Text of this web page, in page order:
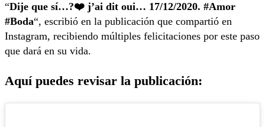
“Dije que sí…?❤️ j’ai dit oui… 17/12/2020. #Amor
#Boda“, escribió en la publicación que compartió en
Instagram, recibiendo múltiples felicitaciones por este paso
que dará en su vida.
Aquí puedes revisar la publicación: